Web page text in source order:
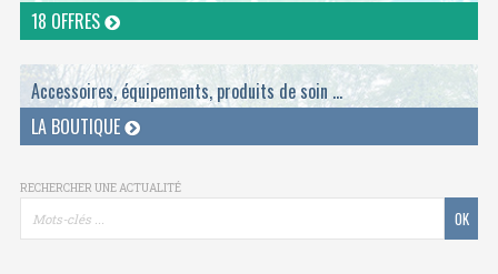
18 OFFRES
Accessoires, équipements, produits de soin ...
LA BOUTIQUE
RECHERCHER UNE ACTUALITÉ